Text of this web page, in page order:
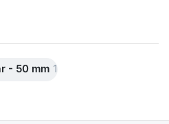
- 50 mm 1